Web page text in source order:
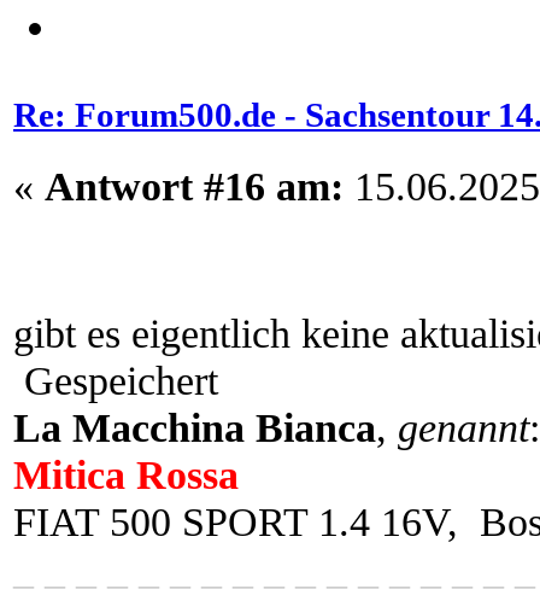
Re: Forum500.de - Sachsentour
« Antwort #16 am:
gibt es eigentlich keine
Gespeichert
La Macchina Bianca, genannt
Mitica Rossa
FIAT 500 SPORT 1.4 16V,